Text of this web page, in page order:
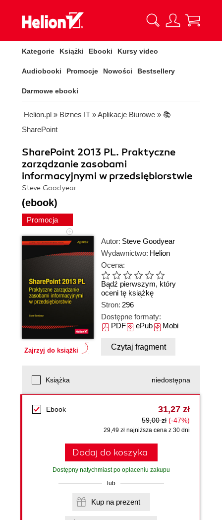
Kategorie Książki Ebooki Kursy video
Audiobooki Promocje Nowości Bestsellery
Darmowe ebooki
Helion.pl » Biznes IT »Aplikacje Biurowe » 📚
SharePoint
SharePoint 2013 PL. Praktyczne
zarządzanie zasobami
informacyjnymi w przedsiębiorstwie
Steve Goodyear
(ebook)
Promocja
Zajrzyj do książki
Autor: Steve Goodyear
Wydawnictwo: Helion
Ocena:
Bądź pierwszym, który
oceni tę książkę
Stron: 296
Dostępne formaty:
PDFePubMobi
Czytaj fragment
Książka niedostępna
Ebook 31,27 zł
59,00 zł (-47%)
29,49 zł najniższa cena z 30 dni
Dodaj do koszyka
Dostępny natychmiast po opłaceniu zakupu
lub
Kup na prezent